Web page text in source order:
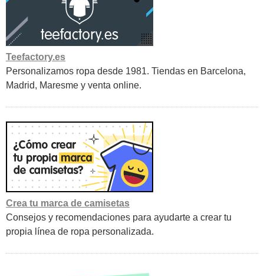
Teefactory.es
Personalizamos ropa desde 1981. Tiendas en Barcelona,
Madrid, Maresme y venta online.
Crea tu marca de camisetas
Consejos y recomendaciones para ayudarte a crear tu
propia línea de ropa personalizada.